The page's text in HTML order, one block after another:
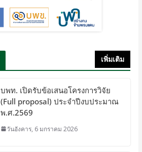
เพิ่มเติม
บพท. เปิดรับข้อเสนอโครงการวิจัย
(Full proposal) ประจำปีงบประมาณ
พ.ศ.2569
วันอังคาร, 6 มกราคม 2026